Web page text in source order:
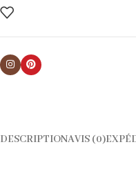
DESCRIPTIONAVIS (0)